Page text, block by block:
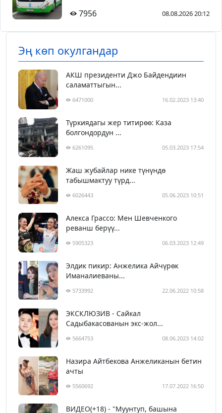
7956 08.08.2026 20:12
Эң көп окулгандар
АКШ президенти Джо Байдендиин
саламаттыгын...
6471000 16.02.2023 13:40
Түркиядагы жер титирөө: Каза
болгондордун ...
6261095 05.03.2023 17:54
Жаш жубайлар нике түнүндө
табышмактуу түрд...
6026443 05.06.2023 10:51
Алекса Грассо: Мен Шевченкого
реванш берүү...
5905323 06.03.2023 12:49
Элдик пикир: Анжелика Айчүрөк
Иманалиеваны...
5733992 22.06.2022 10:58
ЭКСКЛЮЗИВ - Сайкал
Садыбакасованын экс-жол...
5664753 08.06.2023 14:02
Назира Айтбекова Анжеликанын бетин
ачты
5560692 17.07.2022 16:50
ВИДЕО(+18) - "Муунтуп, башына